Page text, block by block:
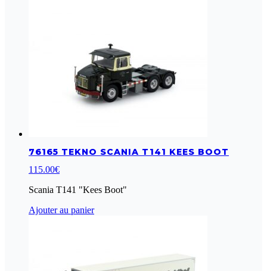
76165 TEKNO SCANIA T141 KEES BOOT
115.00€
Scania T141 "Kees Boot"
Ajouter au panier